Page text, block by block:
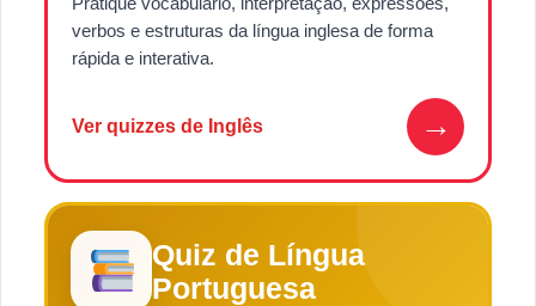
verbos e estruturas da língua inglesa de forma
rápida e interativa.
Ver quizzes de Inglês →
Quiz de Língua
Portuguesa